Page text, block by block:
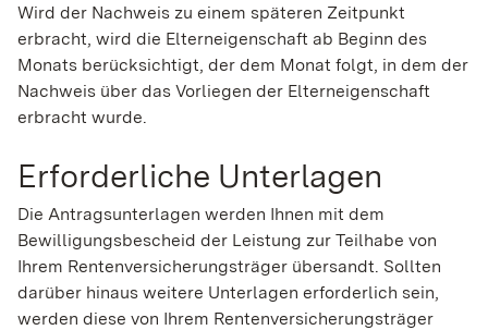
Wird der Nachweis zu einem späteren Zeitpunkt
erbracht, wird die Elterneigenschaft ab Beginn des
Monats berücksichtigt, der dem Monat folgt, in dem der
Nachweis über das Vorliegen der Elterneigenschaft
erbracht wurde.
Erforderliche Unterlagen
Die Antragsunterlagen werden Ihnen mit dem
Bewilligungsbescheid der Leistung zur Teilhabe von
Ihrem Rentenversicherungsträger übersandt. Sollten
darüber hinaus weitere Unterlagen erforderlich sein,
werden diese von Ihrem Rentenversicherungsträger